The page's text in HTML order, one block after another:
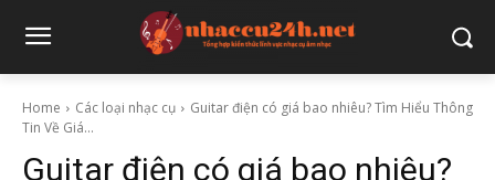
Home Các loại nhạc cụ
Guitar điện có giá bao nhiêu? Tìm Hiểu Thông
Tin Về Giá...
Guitar điện có giá bao nhiêu?